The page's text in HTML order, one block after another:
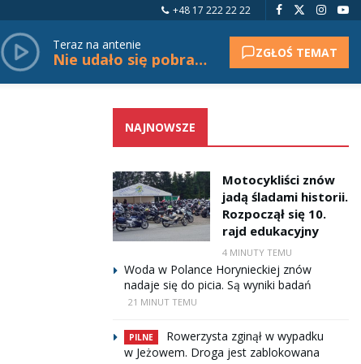
+48 17 222 22 22
Teraz na antenie
Nie udało się pobrać tytułu. ZGŁOŚ TEMAT
NAJNOWSZE
Motocykliści znów
jadą śladami historii.
Rozpoczął się 10.
rajd edukacyjny
4 MINUTY TEMU
Woda w Polance Horynieckiej znów
nadaje się do picia. Są wyniki badań
21 MINUT TEMU
PILNE
Rowerzysta zginął w wypadku
w Jeżowem. Droga jest zablokowana